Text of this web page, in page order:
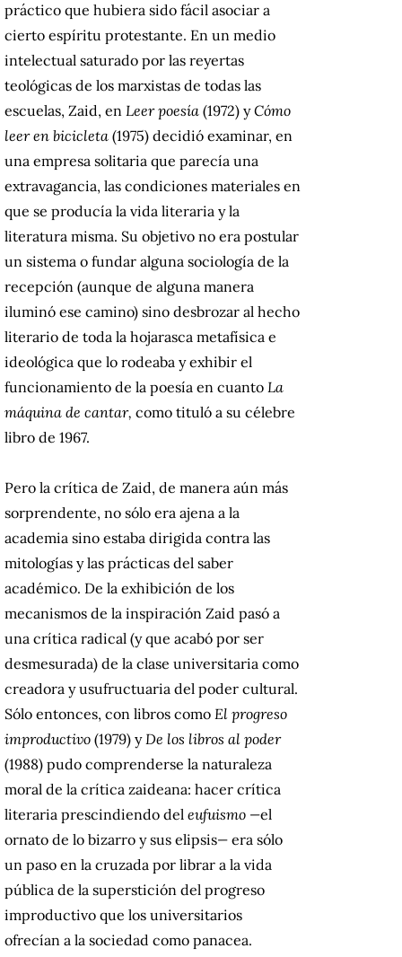
práctico que hubiera sido fácil asociar a
cierto espíritu protestante. En un medio
intelectual saturado por las reyertas
teológicas de los marxistas de todas las
escuelas, Zaid, en Leer poesía (1972) yCómo
leer en bicicleta (1975) decidió examinar, en
una empresa solitaria que parecía una
extravagancia, las condiciones materiales en
que se producía la vida literaria y la
literatura misma. Su objetivo no era postular
un sistema o fundar alguna sociología de la
recepción (aunque de alguna manera
iluminó ese camino) sino desbrozar al hecho
literario de toda la hojarasca metafísica e
ideológica que lo rodeaba y exhibir el
funcionamiento de la poesía en cuanto La
máquina de cantar, como tituló a su célebre
libro de 1967.
Pero la crítica de Zaid, de manera aún más
sorprendente, no sólo era ajena a la
academia sino estaba dirigida contra las
mitologías y las prácticas del saber
académico. De la exhibición de los
mecanismos de la inspiración Zaid pasó a
una crítica radical (y que acabó por ser
desmesurada) de la clase universitaria como
creadora y usufructuaria del poder cultural.
Sólo entonces, con libros como El progreso
improductivo (1979) yDe los libros al poder
(1988) pudo comprenderse la naturaleza
moral de la crítica zaideana: hacer crítica
literaria prescindiendo del eufuismo —el
ornato de lo bizarro y sus elipsis— era sólo
un paso en la cruzada por librar a la vida
pública de la superstición del progreso
improductivo que los universitarios
ofrecían a la sociedad como panacea.